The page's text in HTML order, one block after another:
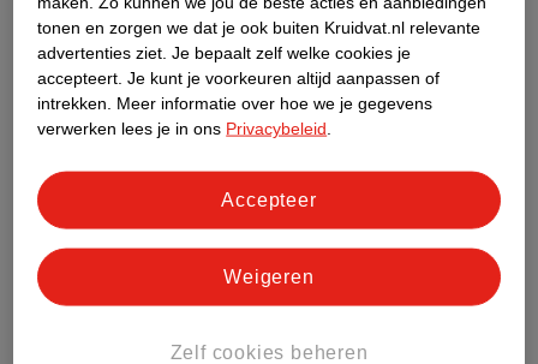
Ook in deze winkel
Kruidvat.nl ophaalpunt
winkel. Zo hoef je niet thuis te blijven voor de Kruidvat
Kruidvat is een gecertificeerd drogist. Dit betekent dat je
winkel én online!
tonen en zorgen we dat je ook buiten Kruidvat.nl relevante
advertenties ziet. Je bepaalt zelf welke cookies je
accepteert. Je kunt je voorkeuren altijd aanpassen of
intrekken.
Meer informatie over hoe we je gegevens
verwerken lees je in ons Privacybeleid
Zelf cookies beheren
Weigeren
Accepteer